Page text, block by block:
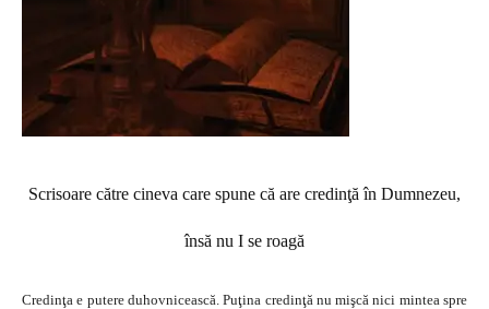
Scrisoare către cineva care spune că are credinţă în Dumnezeu,
însă nu I se roagă
Credinţa e putere duhovnicească. Puţina credinţă nu mişcă nici mintea spre